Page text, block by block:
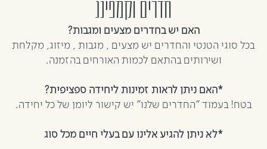
חדרים וקמפינג
האם יש בחדרים מצעים ומגבות?
בכל סוגי הטנטי והחדרים יש מצעים , מגבות , מיזוג, מקלחת
ושירותים בהתאם לכמות האורחים בהזמנה.
*האם ניתן לראות זמינות ליחידה ספציפית?
בטח! בעמוד "החדרים שלנו" יש קישור ליומן של כל יחידה.
*לא ניתן להגיע אלינו עם בעלי חיים מכל סוג